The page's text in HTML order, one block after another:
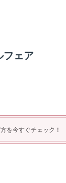
フェア
を今すぐチェック！